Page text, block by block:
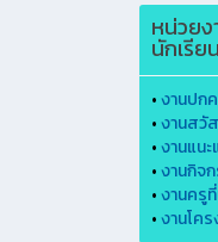
หน่วย
นักเรี
•งานปก
•งานสวั
•งานแน
•งานกิจ
•งานครู
•งานโค